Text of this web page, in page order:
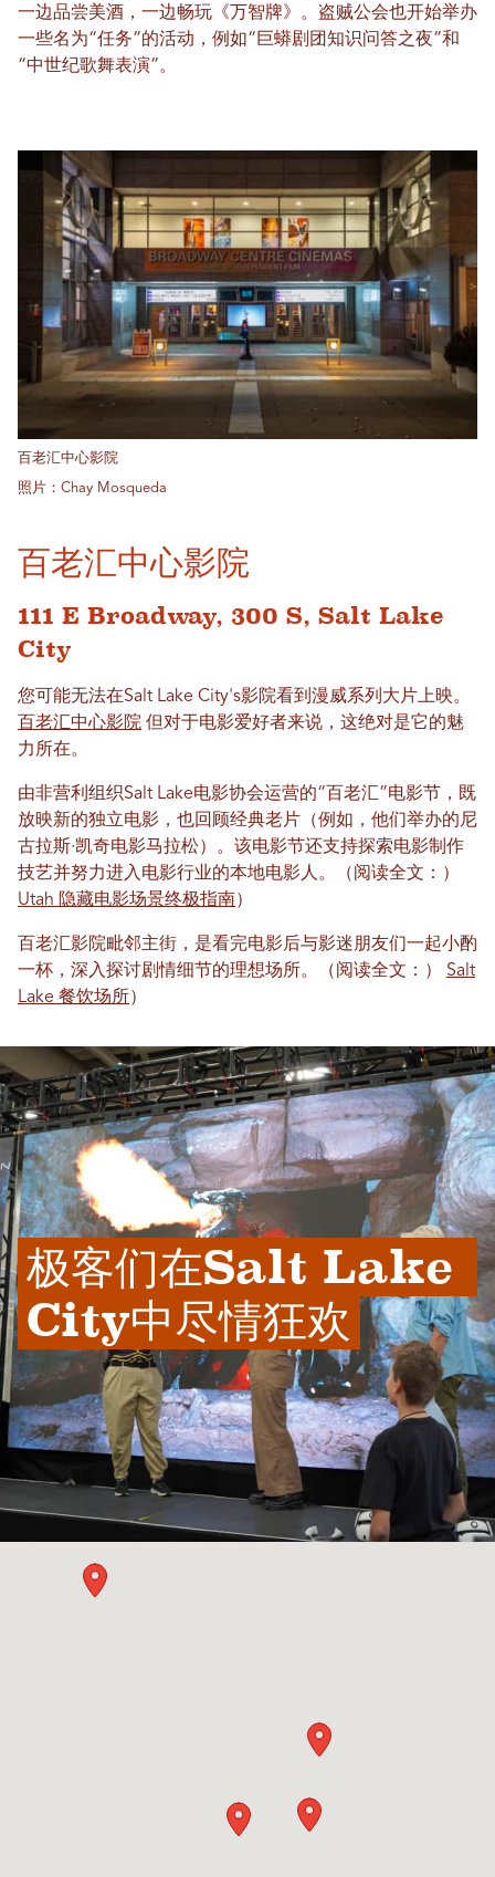
一边品尝美酒，一边畅玩《万智牌》。盗贼公会也开始举办
一些名为“任务”的活动，例如“巨蟒剧团知识问答之夜”和
“中世纪歌舞表演”。
百老汇中心影院
照片：Chay Mosqueda
百老汇中心影院
111 E Broadway, 300 S, Salt Lake
City
您可能无法在Salt Lake City's影院看到漫威系列大片上映。
百老汇中心影院 但对于电影爱好者来说，这绝对是它的魅
力所在。
由非营利组织Salt Lake电影协会运营的“百老汇”电影节，既
放映新的独立电影，也回顾经典老片（例如，他们举办的尼
古拉斯·凯奇电影马拉松）。该电影节还支持探索电影制作
技艺并努力进入电影行业的本地电影人。（阅读全文：）
Utah 隐藏电影场景终极指南 ）
百老汇影院毗邻主街，是看完电影后与影迷朋友们一起小酌
一杯，深入探讨剧情细节的理想场所。（阅读全文：） Salt
Lake 餐饮场所）
极客们在Salt Lake
City中尽情狂欢